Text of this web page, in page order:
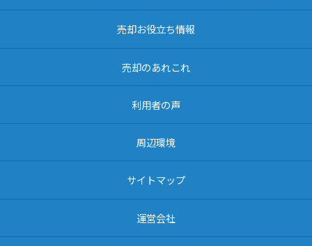
売却お役立ち情報
売却のあれこれ
利用者の声
周辺環境
サイトマップ
運営会社